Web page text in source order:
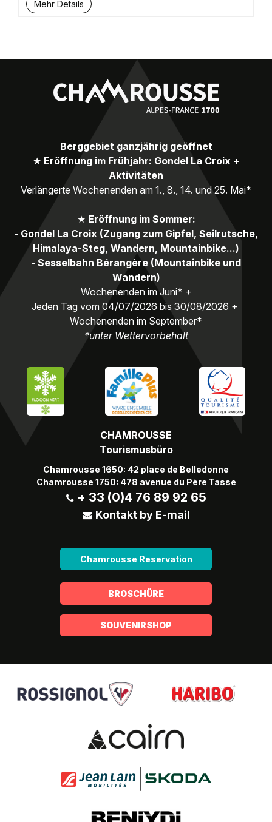
Mehr Details
CHAMROUSSE
Tourismusbüro
Chamrousse 1650: 42 place de Belledonne
Chamrousse 1750: 478 avenue du Père Tasse
+ 33 (0)4 76 89 92 65
Kontakt by E-mail
Chamrousse Reservation
Berggebiet ganzjährig geöffnet
★ Eröffnung im Frühjahr: Gondel La Croix +
Aktivitäten
Verlängerte Wochenenden am 1., 8., 14. und 25. Mai*
★ Eröffnung im Sommer:
- Gondel La Croix (Zugang zum Gipfel, Seilrutsche,
Himalaya-Steg, Wandern, Mountainbike...)
- Sesselbahn Bérangère (Mountainbike und
Wandern)
Wochenenden im Juni* +
Jeden Tag vom 04/07/2026 bis 30/08/2026 +
Wochenenden im September*
*unter Wettervorbehalt
BROSCHÜRE
SOUVENIRSHOP